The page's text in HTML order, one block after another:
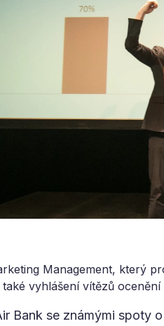
Management, který
vyhlášení vítězů
Bank se známými spoty